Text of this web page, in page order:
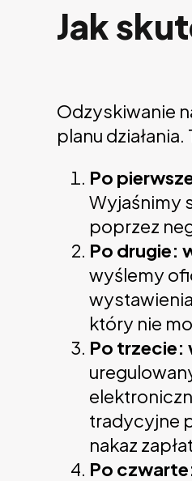
Jak
Odzyskiwanie
planu
Po
Wyjaśnimy
poprzez
Po drugie:
wyślemy
który nie
Po trzecie:
tradycyjne
nakaz
Po